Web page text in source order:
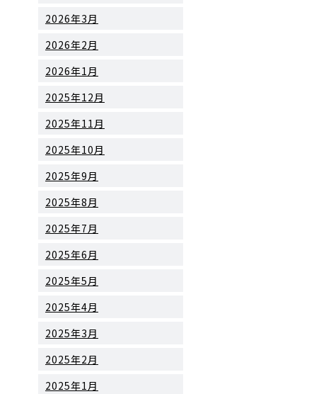
2026年3月
2026年2月
2026年1月
2025年12月
2025年11月
2025年10月
2025年9月
2025年8月
2025年7月
2025年6月
2025年5月
2025年4月
2025年3月
2025年2月
2025年1月